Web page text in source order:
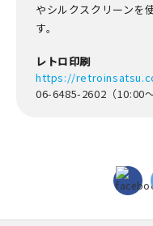
やシルクスクリーンを
す。
レトロ印刷
https://
06-6485-2602（10:00～